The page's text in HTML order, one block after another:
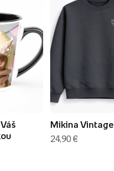
Mikina Vintage
24,90 €